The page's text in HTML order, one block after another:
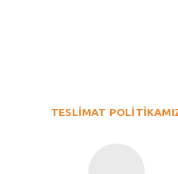
Ürün açıklamasında eksik
TESLİMAT